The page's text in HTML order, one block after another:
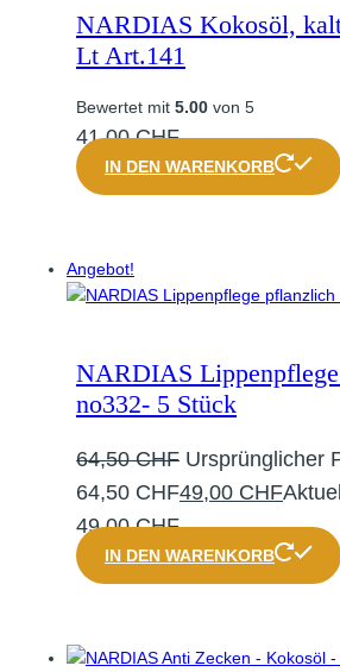
NARDIAS Kokosöl,
Lt Art.141
Bewertet mit 5.00 von 5
41,00CHF
IN DEN WARENKORB
Angebot!
NARDIAS
no332- 5 Stück
64,50CHF Ursprünglicher
64,50 CHF49,00 CHF
49,00 CHF.
IN DEN WARENKORB